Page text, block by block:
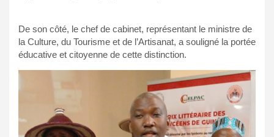
De son côté, le chef de cabinet, représentant le ministre de
la Culture, du Tourisme et de l’Artisanat, a souligné la portée
éducative et citoyenne de cette distinction.